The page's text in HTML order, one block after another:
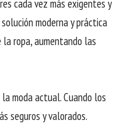
cada vez más exigentes y
moderna y práctica
ropa, aumentando las
moda actual. Cuando los
seguros y valorados.